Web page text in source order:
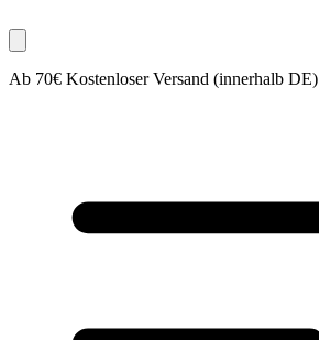
Ab 70€ Kostenloser Versand (innerhalb DE)